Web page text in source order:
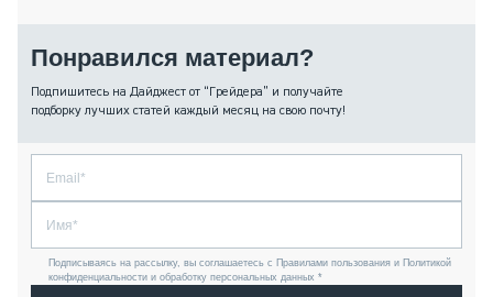
Понравился материал?
Подпишитесь на Дайджест от “Грейдера” и получайте
подборку лучших статей каждый месяц на свою почту!
Подписываясь на рассылку, вы соглашаетесь с Правилами пользования и Политикой
конфиденциальности и обработку персональных данных *